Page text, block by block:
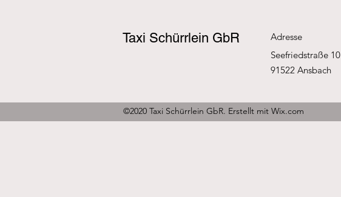
Taxi Schürrlein GbR
Adresse
Seefriedstraße 10
91522 Ansbach
©2020 Taxi Schürrlein GbR. Erstellt mit Wix.com